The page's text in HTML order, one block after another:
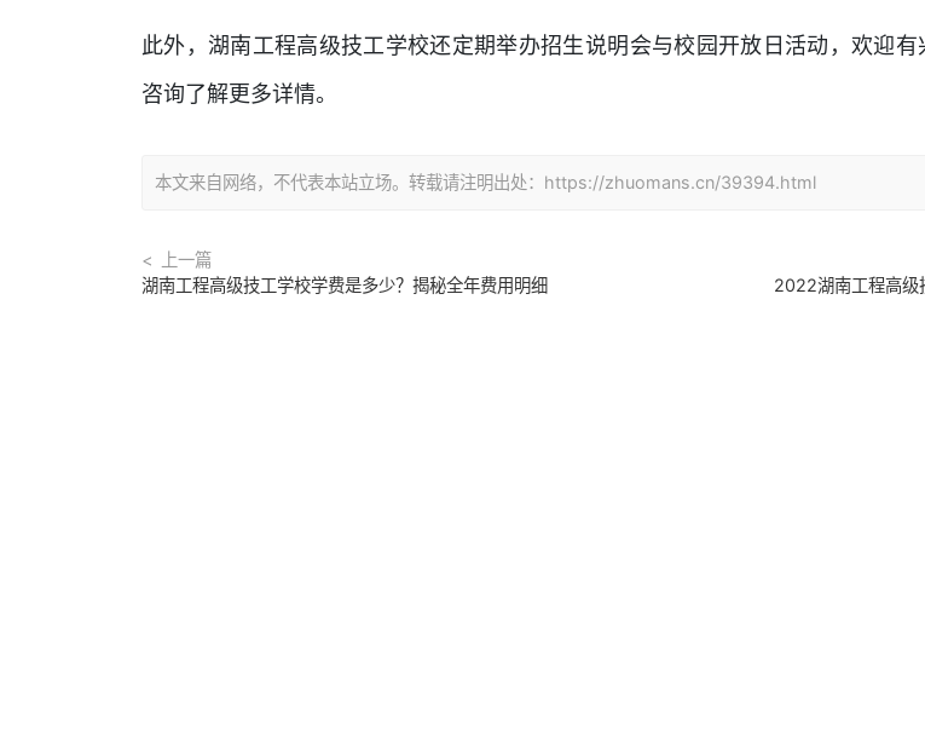
此外，湖南工程高级技工学校还定期举办招生说明会与校园开放日活动，欢迎
咨询了解更多详情。
本文来自网络，不代表本站立场。转载请注明出处：https://zhuomans.cn/39394.html
上一篇
湖南工程高级技工学校学费是多少？揭秘全年费用明细
2022湖南工程高级